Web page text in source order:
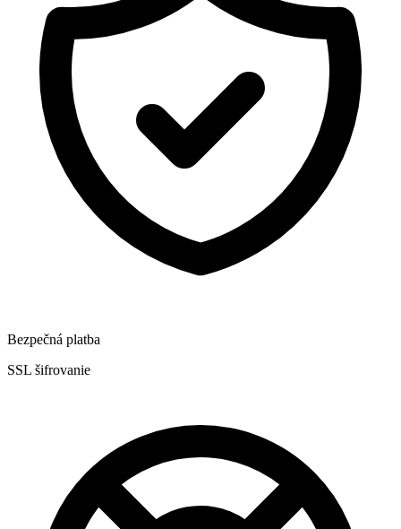
Bezpečná platba
SSL šifrovanie